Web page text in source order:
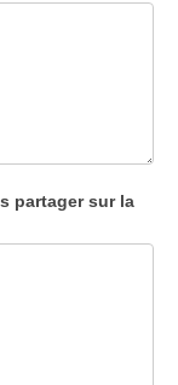
partager sur la